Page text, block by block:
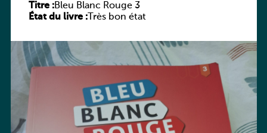
Titre :Bleu Blanc Rouge 3
État du livre :Très bon état